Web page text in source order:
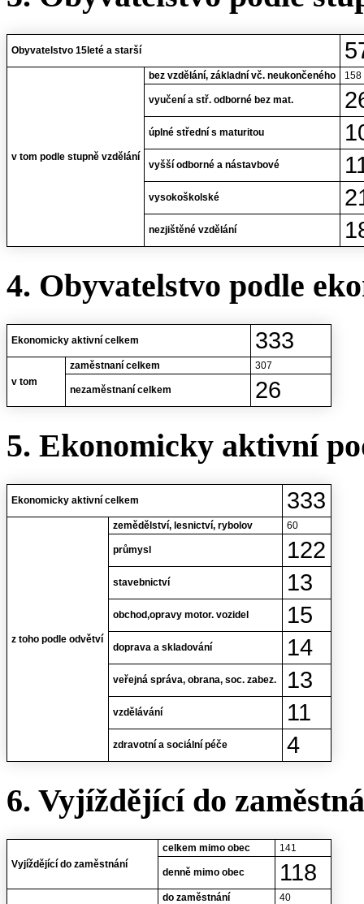
Obyvatelstvo 15leté a starší
v tom podle stupně vzdělání
bez vzdělání, základní vč. neukončeného 158
vyučení a stř. odborné bez mat.
úplné střední s maturitou
vyšší odborné a nástavbové
vysokoškolské
nezjištěné vzdělání
4. Obyvatelstvo podle
Ekonomicky aktivní celkem 333
v tom
zaměstnaní celkem 307
nezaměstnaní celkem 26
5. Ekonomicky aktivní
Ekonomicky aktivní celkem 333
z toho podle odvětví
zemědělství, lesnictví, rybolov 60
průmysl 122
stavebnictví 13
obchod,opravy motor. vozidel 15
doprava a skladování 14
veřejná správa, obrana, soc. zabez. 13
vzdělávání 11
zdravotní a sociální péče 4
6. Vyjíždějící do
Vyjíždějící do zaměstnání
celkem mimo obec 141
denně mimo obec 118
do zaměstnání 40